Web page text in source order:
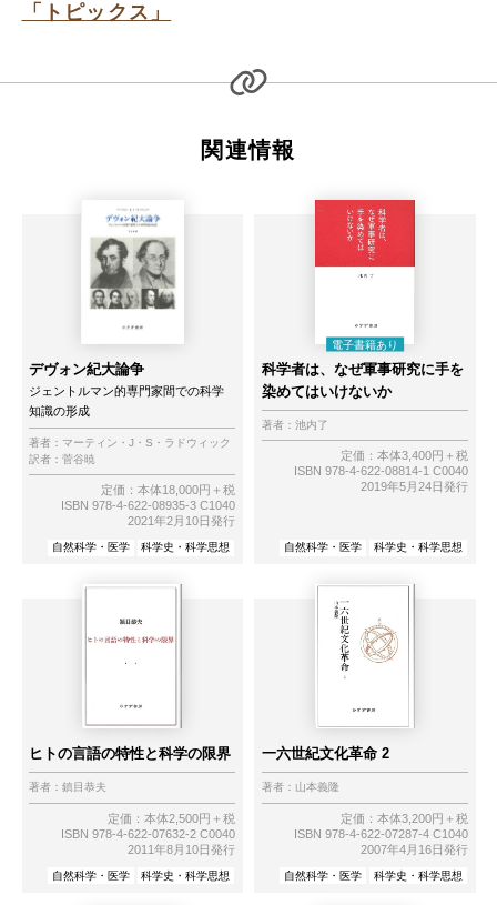
「トピックス」
関連情報
デヴォン紀大論争
ジェントルマン的専門家間での科学
知識の形成
著者： マーティン・J・S・ラドウィック
訳者： 菅谷暁
定価：本体18,000円＋税
ISBN 978-4-622-08935-3 C1040
2021年2月10日発行
自然科学・医学 科学史・科学思想
科学者は、なぜ軍事研究に手を
染めてはいけないか
著者： 池内了
定価：本体3,400円＋税
ISBN 978-4-622-08814-1 C0040
2019年5月24日発行
自然科学・医学 科学史・科学思想
ヒトの言語の特性と科学の限界
著者： 鎮目恭夫
定価：本体2,500円＋税
ISBN 978-4-622-07632-2 C0040
2011年8月10日発行
自然科学・医学 科学史・科学思想
一六世紀文化革命 2
著者： 山本義隆
定価：本体3,200円＋税
ISBN 978-4-622-07287-4 C1040
2007年4月16日発行
自然科学・医学 科学史・科学思想